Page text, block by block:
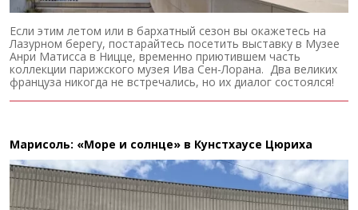
Если этим летом или в бархатный сезон вы окажетесь на
Лазурном берегу, постарайтесь посетить выставку в Музее
Анри Матисса в Ницце, временно приютившем часть
коллекции парижского музея Ива Сен-Лорана. Два великих
француза никогда не встречались, но их диалог состоялся!
Марисоль: «Море и солнце» в Кунстхаусе Цюриха